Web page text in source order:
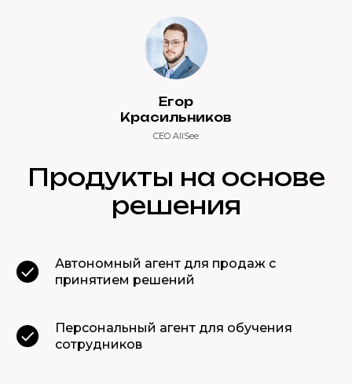
Егор
Красильников
CEO AllSee
Продукты на основе
решения
Автономный агент для продаж с
принятием решений
Персональный агент для обучения
сотрудников